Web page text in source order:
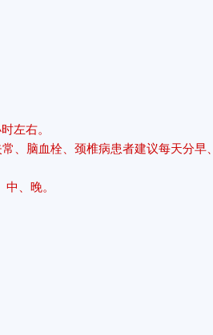
左右。
、脑血栓、颈椎病患者建议每天分早、
、晚。